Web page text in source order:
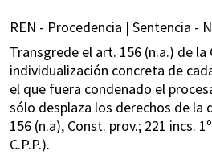
REN - Procedencia | Sentencia -
Transgrede el art. 156 (n.a.) de
individualización concreta de
el que fuera condenado el
sólo desplaza los derechos de la
156 (n.a), Const. prov.; 221 incs.
C.P.P.).